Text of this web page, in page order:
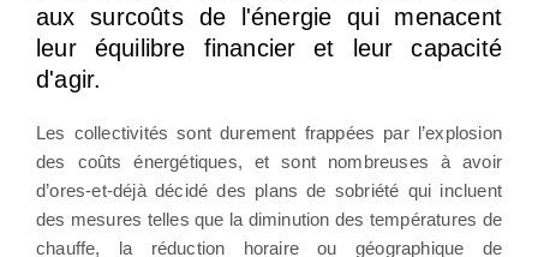
aux surcoûts de l'énergie qui menacent
leur équilibre financier et leur capacité
d'agir.
Les collectivités sont durement frappées par l’explosion
des coûts énergétiques, et sont nombreuses à avoir
d’ores-et-déjà décidé des plans de sobriété qui incluent
des mesures telles que la diminution des températures de
chauffe, la réduction horaire ou géographique de